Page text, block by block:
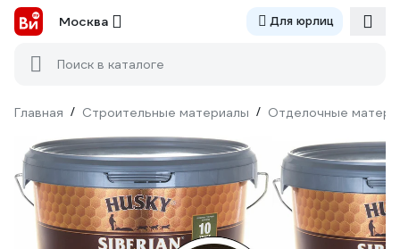
Москва Для юрлиц
Поиск в каталоге
Главная / Строительные материалы / Отделочные